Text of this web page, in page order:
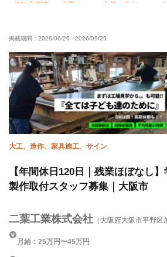
経験者優遇 夜勤あり 直帰・直行OK
掲載期間： 2026/06/26 - 2026/09/25
大工、造作、家具施工、サイン
【年間休日120日｜残業ほぼなし
製作取付スタッフ募集｜大阪市
二葉工業株式会社 （大阪府大阪市平野区
月給：25万円〜45万円